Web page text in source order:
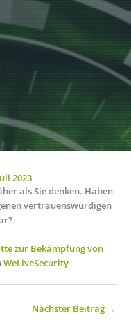
2023
als Sie denken. Haben
vertrauenswürdigen
zur Bekämpfung von
WeLiveSecurity
Nächster Beitrag →